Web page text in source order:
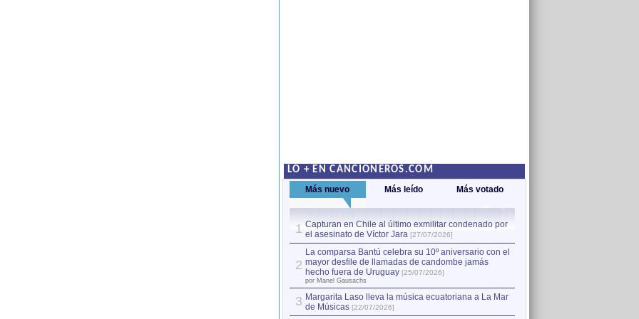
LO + EN CANCIONEROS.COM
Más nuevo Más leído Más votado
1 Capturan en Chile al último exmilitar condenado por
el asesinato de Víctor Jara [27/07/2026]
2
La comparsa Bantú celebra su 10º aniversario con el
mayor desfile de llamadas de candombe jamás
hecho fuera de Uruguay [25/07/2026]
por Manel Gausachs
3 Margarita Laso lleva la música ecuatoriana a La Mar
de Músicas [22/07/2026]